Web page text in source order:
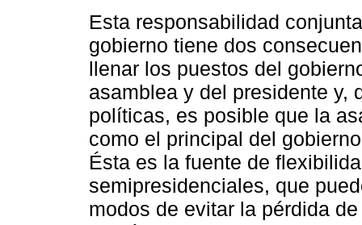
Esta responsabilidad
gobierno tiene dos
llenar los puestos del
asamblea y del presidente y,
políticas, es posible que la
como el principal del
Ésta es la fuente de
semipresidenciales, que
modos de evitar la pérdida